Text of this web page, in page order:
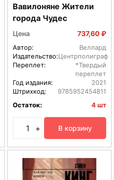
Вавилоняне Жители
города Чудес
Цена 737,60 ₽
Автор:
Веллард
Издательство:Центрполиграф
Переплет:
*Твердый
переплет
Год издания:
2021
Штрихкод:
9785952454811
Остаток:
4 шт
+ В корзину